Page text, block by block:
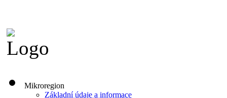
Mikroregion
Základní údaje a informace